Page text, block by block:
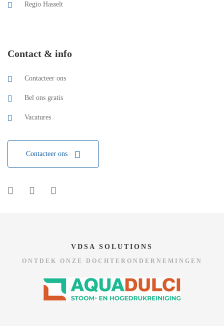
Regio Hasselt
Contact & info
Contacteer ons
Bel ons gratis
Vacatures
Contacteer ons
VDSA SOLUTIONS
ONTDEK ONZE DOCHTERONDERNEMINGEN